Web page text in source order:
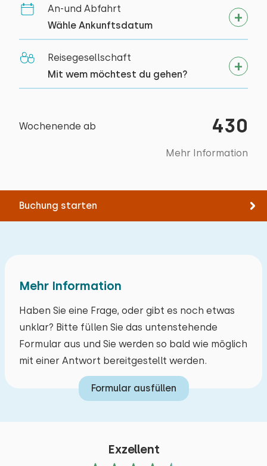
An-und Abfahrt
Wähle Ankunftsdatum
Reisegesellschaft
Mit wem möchtest du gehen?
Wochenende ab 430
Mehr Information
Buchung starten
Mehr Information
Haben Sie eine Frage, oder gibt es noch etwas
unklar? Bitte füllen Sie das untenstehende
Formular aus und Sie werden so bald wie möglich
mit einer Antwort bereitgestellt werden.
Formular ausfüllen
Exzellent